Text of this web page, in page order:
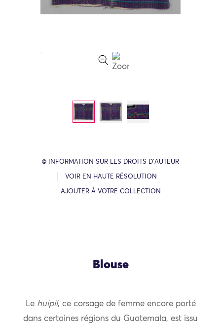
© INFORMATION SUR LES DROITS D’AUTEUR
VOIR EN HAUTE RÉSOLUTION
AJOUTER À VOTRE COLLECTION
Blouse
Le huipil, ce corsage de femme encore porté
dans certaines régions du Guatemala, est issu